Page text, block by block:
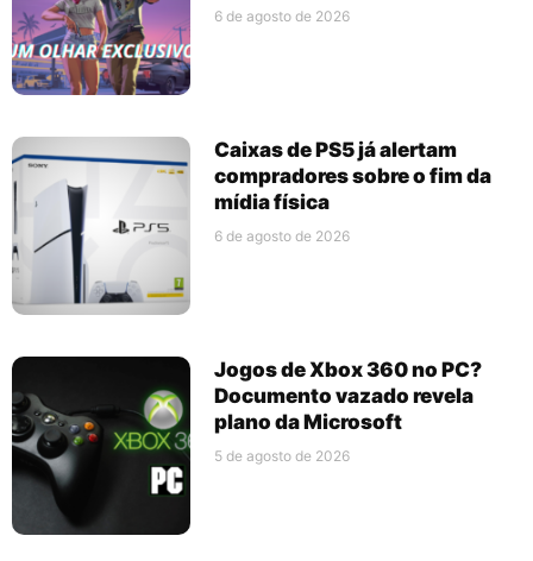
6 de agosto de 2026
Caixas de PS5 já alertam
compradores sobre o fim da
mídia física
6 de agosto de 2026
Jogos de Xbox 360 no PC?
Documento vazado revela
plano da Microsoft
5 de agosto de 2026